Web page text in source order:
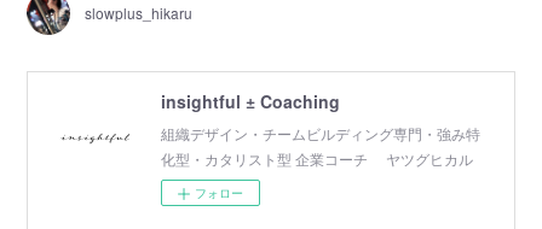
slowplus_hikaru
insightful ± Coaching
組織デザイン・チームビルディング専門・強み特
化型・カタリスト型 企業コーチ ヤツグヒカル
フォロー